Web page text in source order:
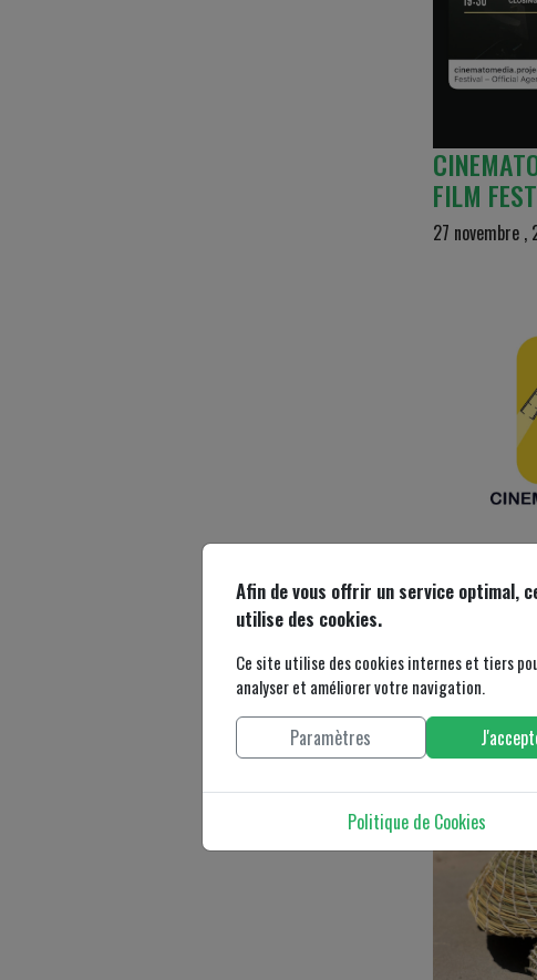
FILM
27 novembre ,
Afin de vous offrir un service optimal,
utilise des cookies.
Ce site utilise des cookies internes et tiers
analyser et améliorer votre navigation.
Paramètres
Politique de Cookies